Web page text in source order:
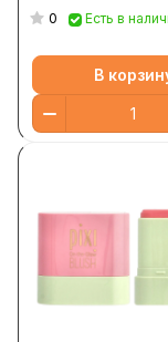
какао, 19 г (0,6
0 Есть в
В